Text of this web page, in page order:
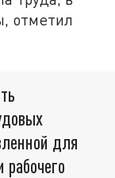
отметил
для